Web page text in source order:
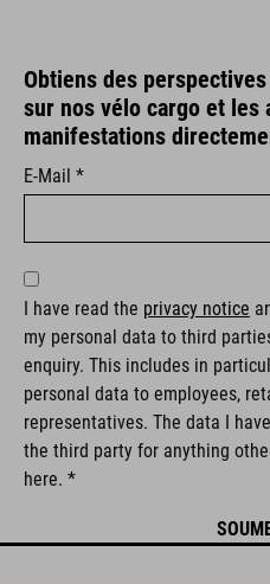
Obtiens des
sur nos vélo cargo et les
manifestations
E-Mail *
I have read the privacy notice
my personal data to third
enquiry. This includes in
personal data to employees,
representatives. The data I
the third party for anything
here. *